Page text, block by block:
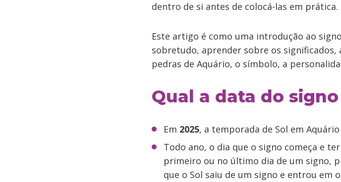
dentro de si antes de colocá-las em prática.
Este artigo é como uma introdução ao
sobretudo, aprender sobre os
pedras de Aquário, o símbolo, a
Qual a data do
Em 2025, a temporada de Sol em
Todo ano, o dia que o signo começa e
primeiro ou no último dia de um signo,
que o Sol saiu de um signo e entrou em